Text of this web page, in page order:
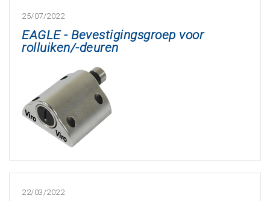
25/07/2022
EAGLE - Bevestigingsgroep voor
rolluiken/-deuren
22/03/2022